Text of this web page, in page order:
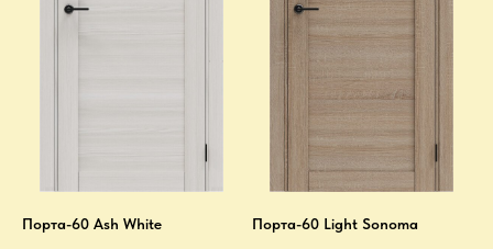
Порта-60 Ash White Порта-60 Light Sonoma